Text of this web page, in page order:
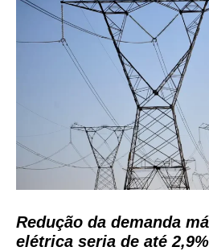
Redução da demanda
elétrica seria de até 2,9%